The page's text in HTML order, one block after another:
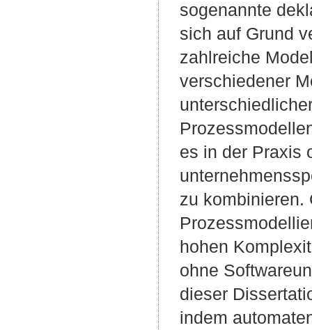
sogenannte
sich auf Grund
zahlreiche
verschiedener
es in der Praxis
zu kombinieren.
hohen
ohne
dieser
indem